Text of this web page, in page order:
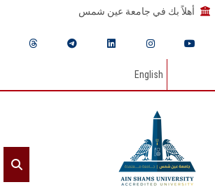
أهلاً بك في جامعة عين شمس
English